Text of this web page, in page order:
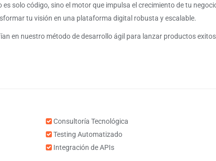
solo código, sino el motor que impulsa el crecimiento de tu
tu visión en una plataforma digital robusta y escalable.
en nuestro método de desarrollo ágil para lanzar productos
Consultoría Tecnológica
Testing Automatizado
Integración de APIs